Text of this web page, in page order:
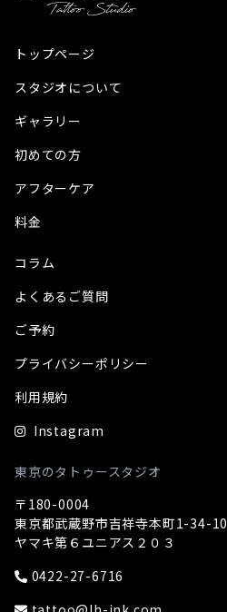
トップページ
スタジオについて
ギャラリー
初めての方
アフターケア
料金
コラム
よくあるご質問
ご予約
プライバシーポリシー
利用規約
Instagram
東京のタトゥースタジオ
〒180-0004
東京都武蔵野市吉祥寺本町1-34-10
ヤマキ第６ユニアス２０３
0422-27-6716